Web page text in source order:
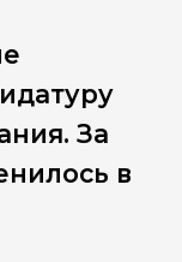
За
в